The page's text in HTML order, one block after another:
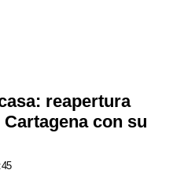
reapertura
con su